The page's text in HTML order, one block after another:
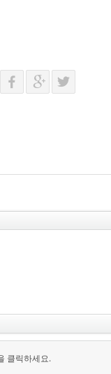
클릭하세요.